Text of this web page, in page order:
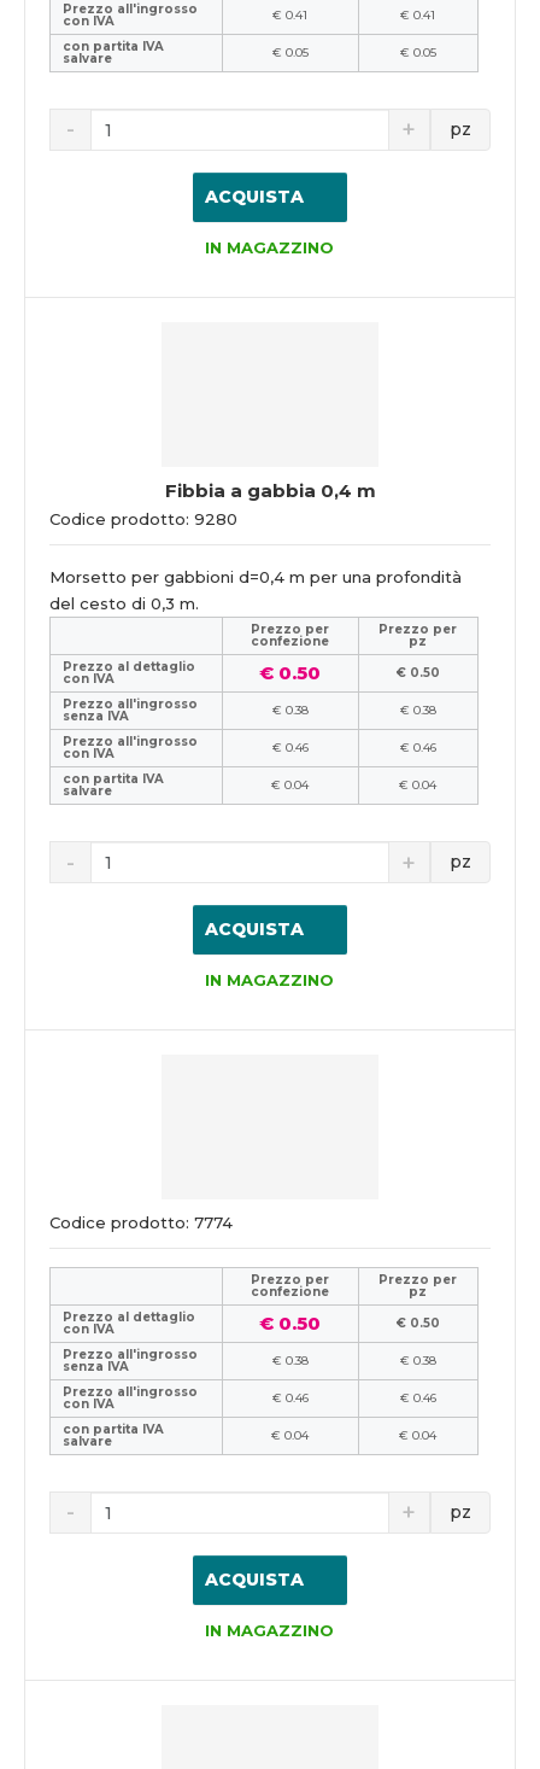
Prezzo all'ingrosso
con IVA € 0.41
€ 0.41
con partita IVA
salvare € 0.05 € 0.05
pz
ACQUISTA
IN MAGAZZINO
Fibbia a gabbia 0,4 m
Codice prodotto: 9280
Morsetto per gabbioni d=0,4 m per una profondità
del cesto di 0,3 m.
Prezzo per
confezione
Prezzo per
pz
Prezzo al dettaglio
con IVA € 0.50
€ 0.50
Prezzo all'ingrosso
senza IVA € 0.38
€ 0.38
Prezzo all'ingrosso
con IVA € 0.46
€ 0.46
con partita IVA
salvare € 0.04 € 0.04
pz
ACQUISTA
IN MAGAZZINO
Codice prodotto: 7774
Prezzo per
confezione
Prezzo per
pz
Prezzo al dettaglio
con IVA € 0.50
€ 0.50
Prezzo all'ingrosso
senza IVA € 0.38
€ 0.38
Prezzo all'ingrosso
con IVA € 0.46
€ 0.46
con partita IVA
salvare € 0.04 € 0.04
pz
ACQUISTA
IN MAGAZZINO